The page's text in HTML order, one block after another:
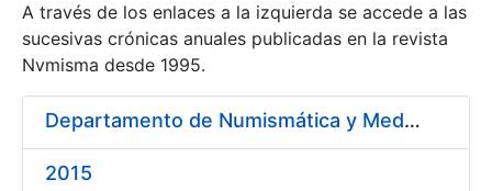
Mostra/Amaga
A través de los enlaces a la izquierda se accede a las
sucesivas crónicas anuales publicadas en la revista
Nvmisma desde 1995.
Departamento de Numismática y Medallística. Museo Arqueológico Nacional 2011
2015